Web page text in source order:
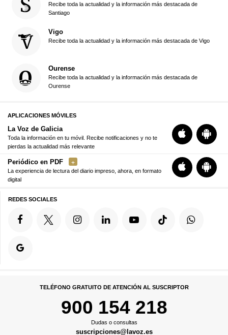
Recibe toda la actualidad y la información más destacada de
Santiago
Vigo
Recibe toda la actualidad y la información más destacada de Vigo
Ourense
Recibe toda la actualidad y la información más destacada de
Ourense
APLICACIONES MÓVILES
La Voz de Galicia
Toda la información en tu móvil. Recibe notificaciones y no te
pierdas la actualidad más relevante
Periódico en PDF
La experiencia de lectura del diario impreso, ahora, en formato
digital
REDES SOCIALES
TELÉFONO GRATUITO DE ATENCIÓN AL SUSCRIPTOR
900 154 218
Dudas o consultas
suscripciones@lavoz.es